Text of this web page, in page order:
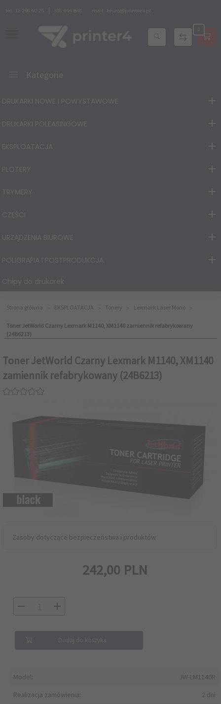
tel. 12 296 40 25 535 444 845 mail: biuro@printer4.pl
Kategorie
DRUKARKI NOWE I POWYSTAWOWE
DRUKARKI POLEASINGOWE
EKSPLOATACJA
PLOTERY
TRYMERY
CZĘŚCI
URZĄDZENIA BIUROWE
POLIGRAFIA I POSTPRODUKCJA
Chipy do drukarek
Strona główna EKSPLOATACJA Tonery Lexmark Laser Mono
Toner JetWorld Czarny Lexmark M1140, XM1140 zamiennik refabrykowany
(24B6213)
Toner JetWorld Czarny Lexmark M1140, XM1140
zamiennik refabrykowany (24B6213)
Zasoby dotyczące bezpieczeństwa i produktów
Model:
JW-LM1140R
Realizacja zamówienia:
2 dni
242,00 PLN
Dodaj do koszyka